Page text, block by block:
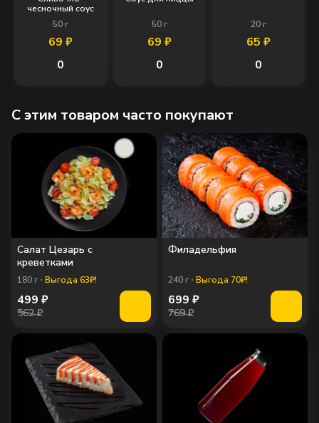
чесночный соус
50 г
69₽
0
50г
69 ₽
0
20г
65 ₽
0
C этим товаром часто покупают
Салат Цезарь с
креветками
180 г Выгода 63₽!
499 ₽
562 ₽
Филадельфия
240 г Выгода 70₽!
699 ₽
769 ₽